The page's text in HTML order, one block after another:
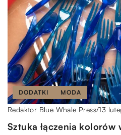
DODATKI MODA
Redaktor Blue Whale Press/13
Sztuka łączenia kolorów